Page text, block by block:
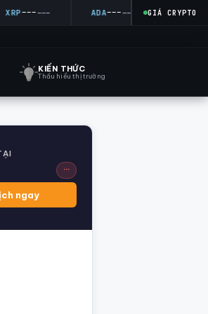
------ ------ DOGE---
GIÁ CRYPTO
KIẾN THỨC
Thấu hiểu thị trường
···
ngay